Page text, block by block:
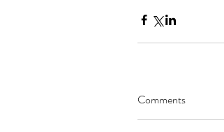
Comments